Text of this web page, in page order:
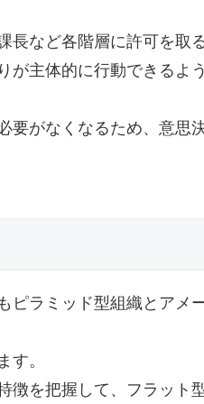
など各階層に許可を取
主体的に行動できるよ
要がなくなるため、意思
ラミッド型組織とアメ
す。
徴を把握して、フラット